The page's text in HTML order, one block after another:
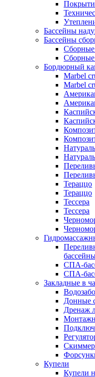
Бассейны
Бассейны
Сборные
Сборные
Бордюрный
Marbel
Marbel
Тераццо
Тераццо
Тессера
Тессера
СПА-
СПА-
Закладные в
Донные
Дренаж
Купели
Купели